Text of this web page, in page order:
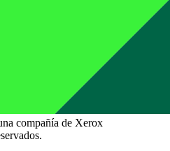
compañía de Xerox